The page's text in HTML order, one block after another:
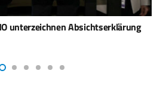
Sanitätsakademie